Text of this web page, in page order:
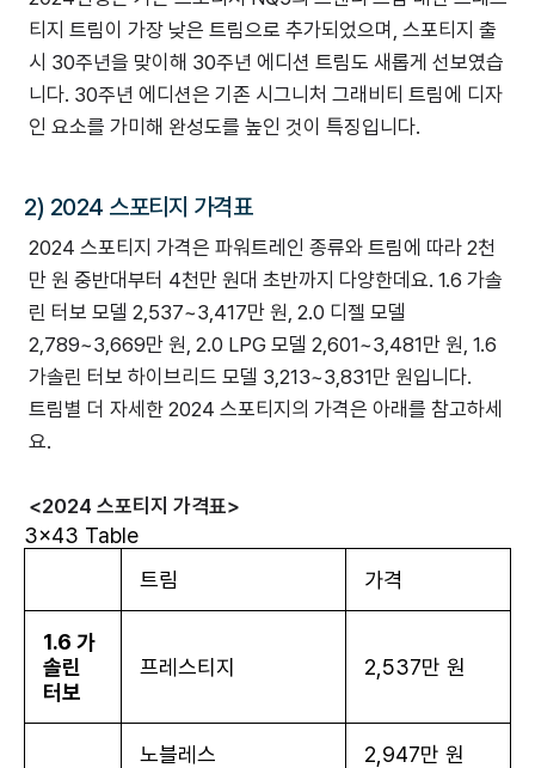
티지 트림이 가장 낮은 트림으로 추가되었으며, 스포티지 출
시 30주년을 맞이해 30주년 에디션 트림도 새롭게 선보였습
니다. 30주년 에디션은 기존 시그니처 그래비티 트림에 디자
인 요소를 가미해 완성도를 높인 것이 특징입니다.
2) 2024 스포티지 가격표
2024 스포티지 가격은 파워트레인 종류와 트림에 따라 2천
만 원 중반대부터 4천만 원대 초반까지 다양한데요. 1.6 가솔
린 터보 모델 2,537~3,417만 원, 2.0 디젤 모델
2,789~3,669만 원, 2.0 LPG 모델 2,601~3,481만 원, 1.6
가솔린 터보 하이브리드 모델 3,213~3,831만 원입니다.
트림별 더 자세한 2024 스포티지의 가격은 아래를 참고하세
요.
<2024 스포티지 가격표>
3x43 Table
트림
가격
1.6 가
솔린
터보
프레스티지 2,537만 원
노블레스 2,947만 원